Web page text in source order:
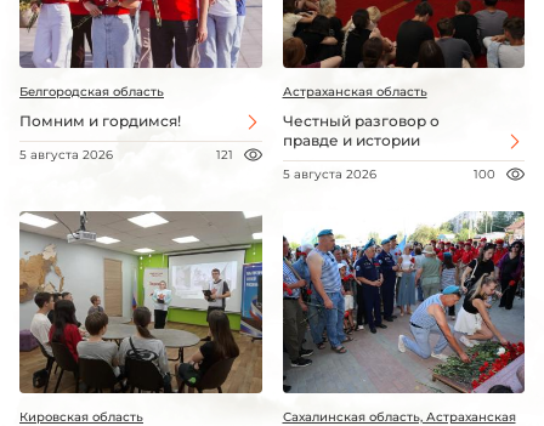
Белгородская область
Помним и гордимся!
5 августа 2026 121
Астраханская область
Честный разговор о
правде и истории
5 августа 2026 100
Кировская область
Сахалинская область, Астраханская